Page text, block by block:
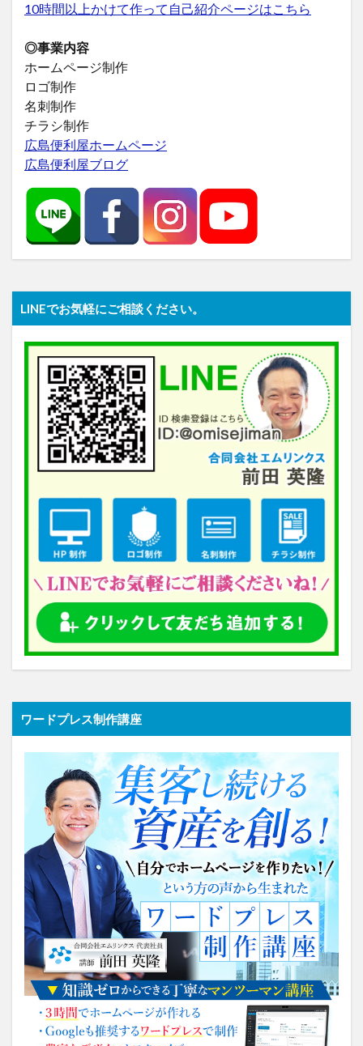
10時間以上かけて作って自己紹介ページはこちら
◎事業内容
ホームページ制作
ロゴ制作
名刺制作
チラシ制作
広島便利屋ホームページ
広島便利屋ブログ
LINEでお気軽にご相談ください。
ワードプレス制作講座